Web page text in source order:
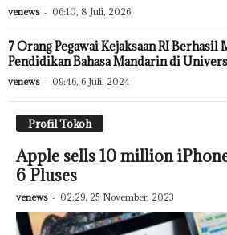
venews - 06:10, 8 Juli, 2026
7 Orang Pegawai Kejaksaan RI Berhasil
Pendidikan Bahasa Mandarin di
venews - 09:46, 6 Juli, 2024
Profil Tokoh
Apple sells 10 million
6 Pluses
venews - 02:29, 25 November, 2023